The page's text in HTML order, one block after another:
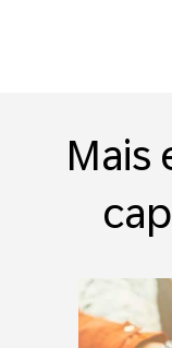
Mais